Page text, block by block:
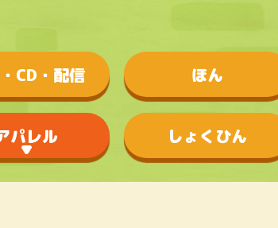
CD・配信 ほん
パレル しょくひん